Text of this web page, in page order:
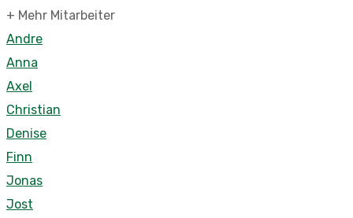
+ Mehr Mitarbeiter
Andre
Anna
Axel
Christian
Denise
Finn
Jonas
Jost